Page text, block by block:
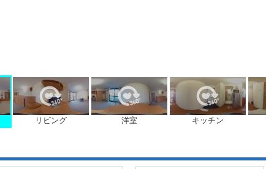
リビング 洋室 キッチン